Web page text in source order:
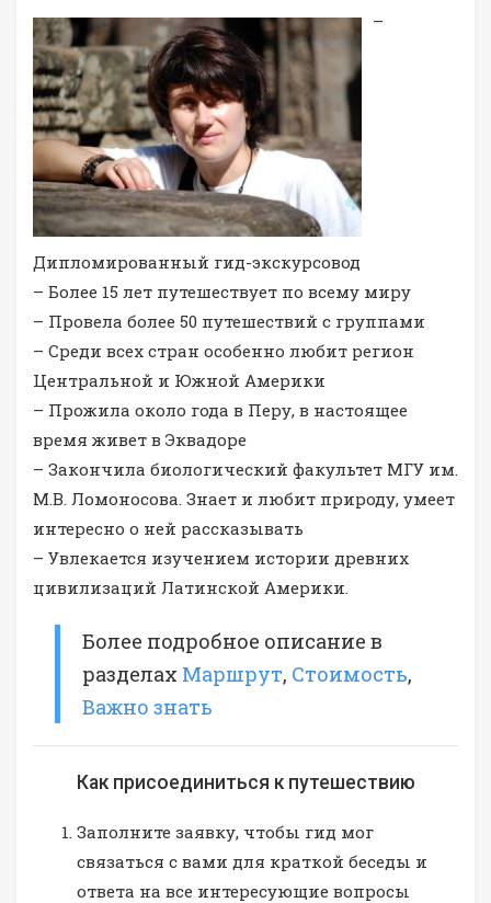
–
Дипломированный гид-экскурсовод
– Более 15 лет путешествует по всему миру
– Провела более 50 путешествий с группами
– Среди всех стран особенно любит регион
Центральной и Южной Америки
– Прожила около года в Перу, в настоящее
время живет в Эквадоре
– Закончила биологический факультет МГУ им.
М.В. Ломоносова. Знает и любит природу, умеет
интересно о ней рассказывать
– Увлекается изучением истории древних
цивилизаций Латинской Америки.
Более подробное описание в
разделах Маршрут, Стоимость,
Важно знать
Как присоединиться к путешествию
Заполните заявку, чтобы гид мог
связаться с вами для краткой беседы и
ответа на все интересующие вопросы